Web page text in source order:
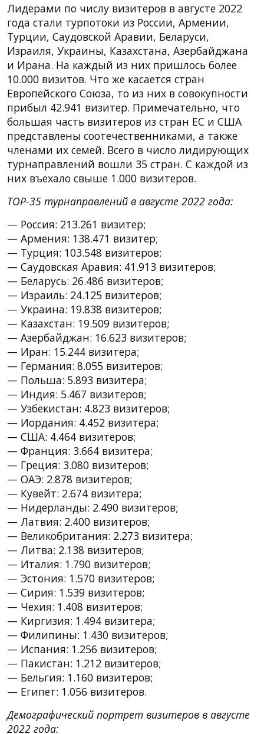
Лидерами по числу визитеров в августе 2022
года стали турпотоки из России, Армении,
Турции, Саудовской Аравии, Беларуси,
Израиля, Украины, Казахстана, Азербайджана
и Ирана. На каждый из них пришлось более
10.000 визитов. Что же касается стран
Европейского Союза, то из них в совокупности
прибыл 42.941 визитер. Примечательно, что
большая часть визитеров из стран ЕС и США
представлены соотечественниками, а также
членами их семей. Всего в число лидирующих
турнаправлений вошли 35 стран. С каждой из
них въехало свыше 1.000 визитеров.
TOP-35 турнаправлений в августе 2022 года:
— Россия: 213.261 визитер;
— Армения: 138.471 визитер;
— Турция: 103.548 визитеров;
— Саудовская Аравия: 41.913 визитеров;
— Беларусь: 26.486 визитеров;
— Израиль: 24.125 визитеров;
— Украина: 19.838 визитеров;
— Казахстан: 19.509 визитеров;
— Азербайджан: 16.623 визитеров;
— Иран: 15.244 визитера;
— Германия: 8.055 визитеров;
— Польша: 5.893 визитера;
— Индия: 5.467 визитеров;
— Узбекистан: 4.823 визитеров;
— Иордания: 4.452 визитера;
— США: 4.464 визитеров;
— Франция: 3.664 визитера;
— Греция: 3.080 визитеров;
— ОАЭ: 2.878 визитеров;
— Кувейт: 2.674 визитера;
— Нидерланды: 2.490 визитеров;
— Латвия: 2.400 визитеров;
— Великобритания: 2.273 визитера;
— Литва: 2.138 визитеров;
— Италия: 1.790 визитеров;
— Эстония: 1.570 визитеров;
— Сирия: 1.539 визитеров;
— Чехия: 1.408 визитеров;
— Киргизия: 1.494 визитера;
— Филипины: 1.430 визитеров;
— Испания: 1.256 визитеров;
— Пакистан: 1.212 визитеров;
— Бельгия: 1.160 визитеров;
— Египет: 1.056 визитеров.
Демографический портрет визитеров в августе
2022 года: